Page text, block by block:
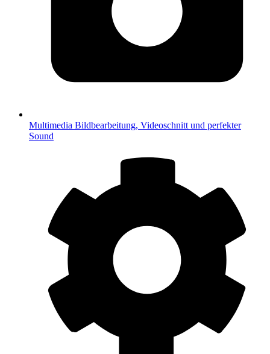
Multimedia Bildbearbeitung, Videoschnitt und perfekter
Sound